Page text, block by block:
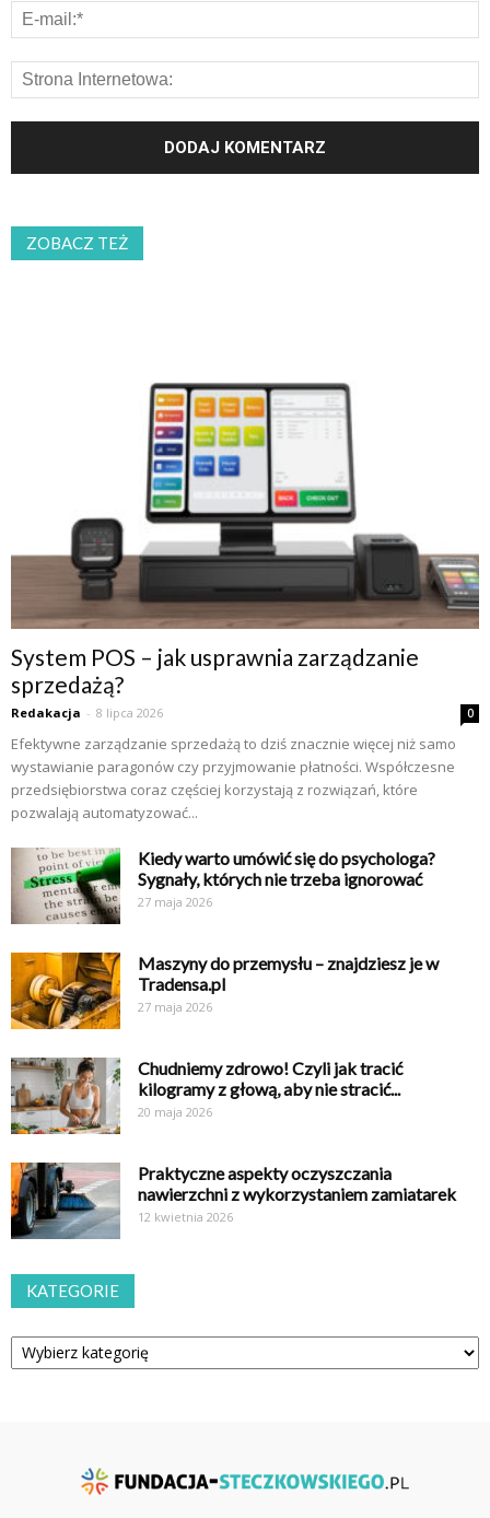
ZOBACZ TEŻ
System POS – jak usprawnia zarządzanie
sprzedażą?
Redakacja - 8 lipca 2026 0
Efektywne zarządzanie sprzedażą to dziś znacznie więcej niż samo
wystawianie paragonów czy przyjmowanie płatności. Współczesne
przedsiębiorstwa coraz częściej korzystają z rozwiązań, które
pozwalają automatyzować...
Kiedy warto umówić się do psychologa?
Sygnały, których nie trzeba ignorować
27 maja 2026
Maszyny do przemysłu – znajdziesz je w
Tradensa.pl
27 maja 2026
Chudniemy zdrowo! Czyli jak tracić
kilogramy z głową, aby nie stracić...
20 maja 2026
Praktyczne aspekty oczyszczania
nawierzchni z wykorzystaniem zamiatarek
12 kwietnia 2026
KATEGORIE
Kategorie